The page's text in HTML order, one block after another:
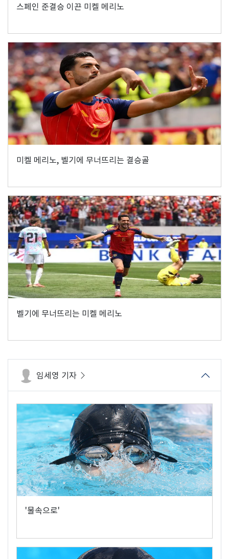
스페인 준결승 이끈 미켈 메리노
미켈 메리노, 벨기에 무너뜨리는 결승골
벨기에 무너뜨리는 미켈 메리노
임세영 기자
'물속으로'